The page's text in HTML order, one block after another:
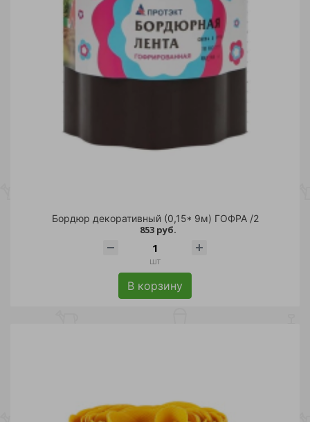
Бордюр декоративный (0,15* 9м) ГОФРА /2
853 руб.
шт
В корзину